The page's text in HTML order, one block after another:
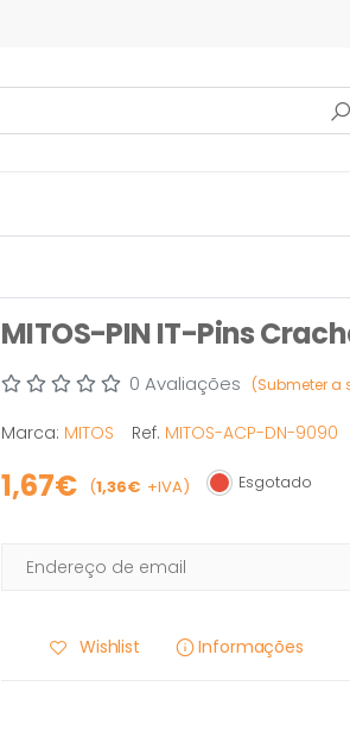
MITOS-PIN IT-Pins
0 Avaliações (Submeter
Marca: MITOS Ref. MITOS-ACP-DN-9090
1,67€ (1,36€ +IVA) Esgotado
Esgotado
Wishlist Informações